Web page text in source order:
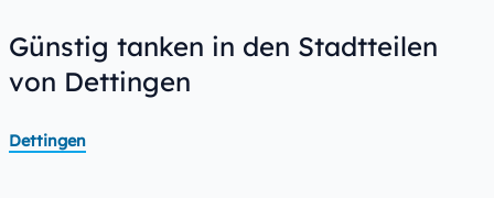
Günstig tanken in den Stadtteilen
von Dettingen
Dettingen